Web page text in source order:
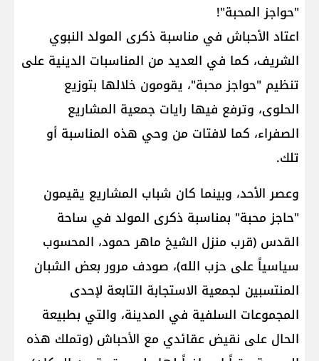
"حواجز المحبة"!
اعتاد الأحباش في مناسبة ذكرى المولد النبوي
الشريف، كما في العديد من المناسبات الدينية على
تنظيم "حواجز محبة"، يقومون خلالها بتوزيع
الحلوى، وترفع فيها رايات جمعية المشاريع
الصفراء، كما لافتات من وحي هذه المناسبة أو
تلك.
وعصر الأحد، وبينما كان شباب المشاريع يقيمون
"حاجز محبة" بمناسبة ذكرى المولد في ساحة
القدس (قرب منزل الشيخ ماهر حمود، المحسوب
سياسياً على حزب الله)، صودف مرور بعض الشبان
المنتسبين لجمعية الاستجابة التابعة لإحدى
المجموعات السلفية في المدينة، والتي بطبيعة
الحال على نقيض عقائدي مع الأحباش (وتملك هذه